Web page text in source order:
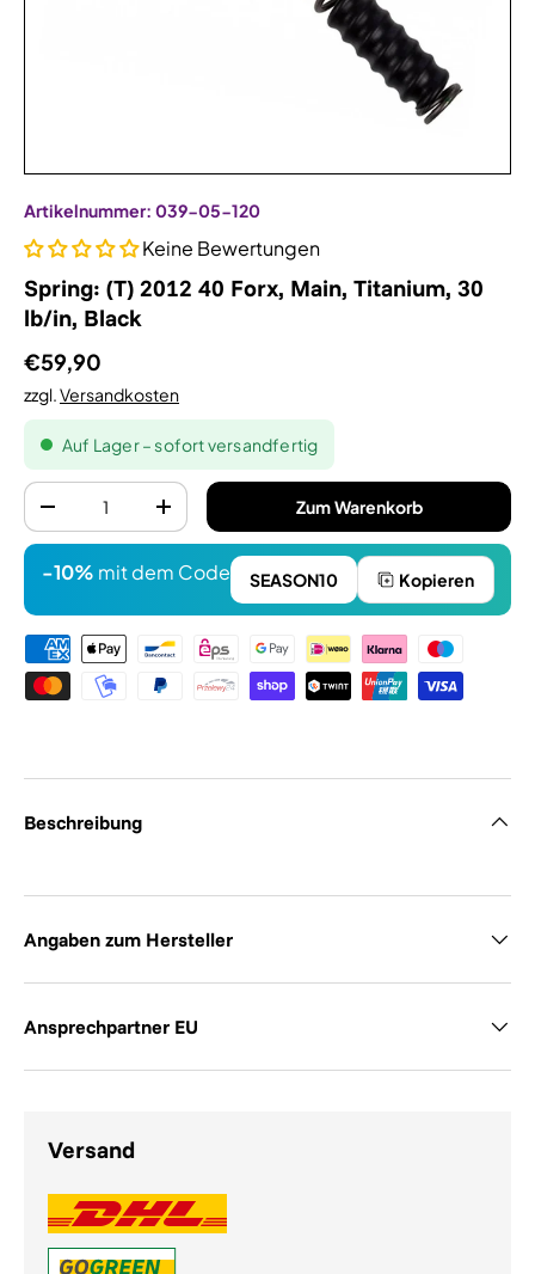
Artikelnummer: 039-05-120
Keine Bewertungen
Spring: (T) 2012 40 Forx, Main, Titanium, 30
lb/in, Black
€59,90
zzgl.Versandkosten
Auf Lager – sofort versandfertig
Anzahl
-
+ Zum Warenkorb
-10% mit dem Code SEASON10 Kopieren
Zahlungsmethoden
Beschreibung
Angaben zum Hersteller
Ansprechpartner EU
Versand